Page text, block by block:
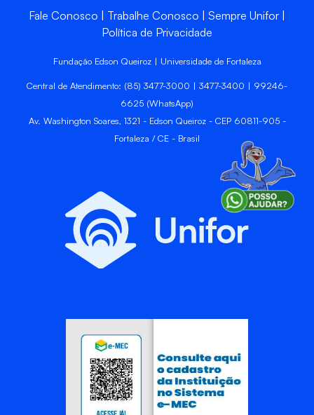
Fale Conosco Trabalhe Conosco
Sempre Unifor
Política de Privacidade
Fundação Edson Queiroz | Universidade de Fortaleza
Central de Atendimento: (85) 3477-3000 | 3477-3400 | 99246-
6625 (WhatsApp)
Av. Washington Soares, 1321 - Edson Queiroz - CEP 60811-905 -
Fortaleza / CE - Brasil